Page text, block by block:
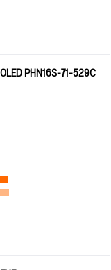
PHN16S-71-529C